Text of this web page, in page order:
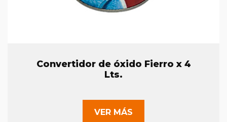
Convertidor de óxido Fierro x 4
Lts.
VER MÁS